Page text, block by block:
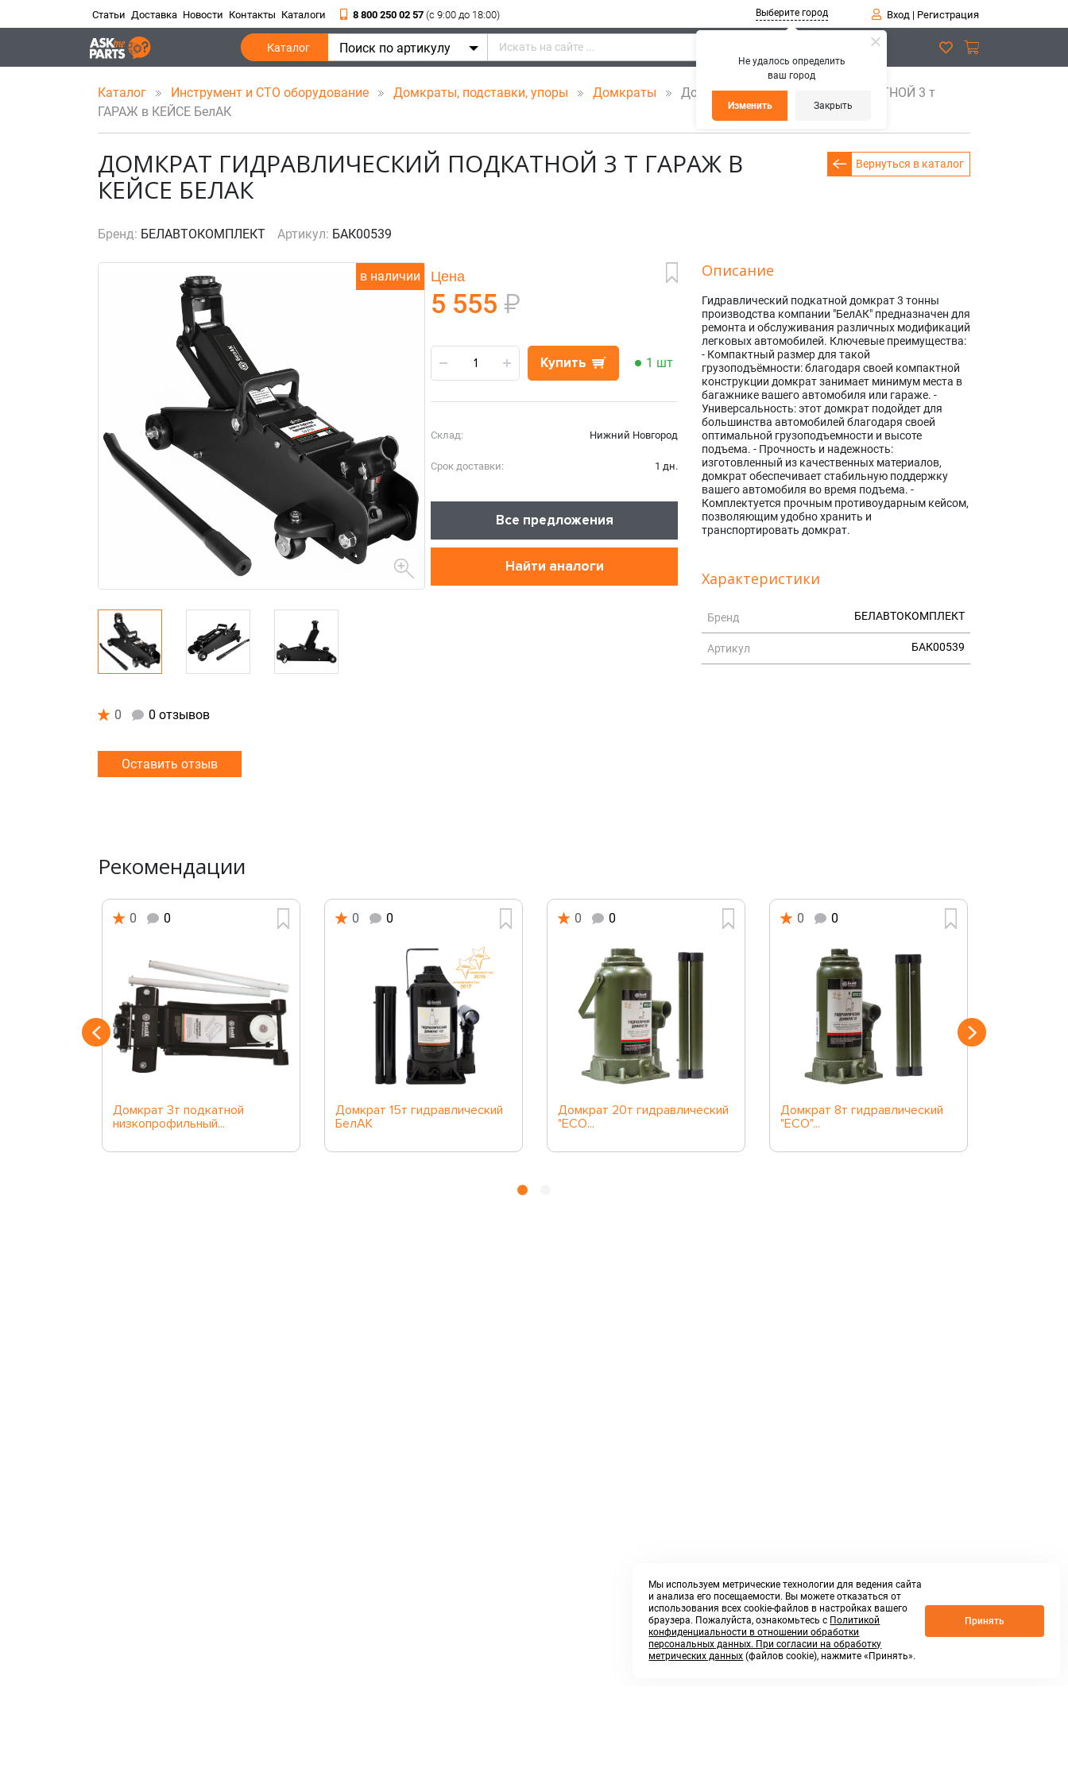
Не удалось определить
ваш город
Изменить Закрыть
Статьи Доставка Новости Контакты Каталоги 8 800 250 02 57 (c 9:00 до 18:00) Выберите город Вход| Регистрация
Каталог Поиск по артикулу
Каталог Инструмент и СТО оборудование Домкраты, подставки, упоры Домкраты
Домкрат гидравлический ПОДКАТНОЙ 3 т
ГАРАЖ в КЕЙСЕ БелАК
Вернуться в каталог
ДОМКРАТ ГИДРАВЛИЧЕСКИЙ ПОДКАТНОЙ 3 Т ГАРАЖ В
КЕЙСЕ БЕЛАК
Бренд: БЕЛАВТОКОМПЛЕКТ Артикул: БАК00539
в наличии Цена
5 555 ₽
Купить 1 шт
Склад: Нижний Новгород
Срок доставки: 1 дн.
Все предложения
Найти аналоги
Описание
Гидравлический подкатной домкрат 3 тонны
производства компании "БелАК" предназначен для
ремонта и обслуживания различных модификаций
легковых автомобилей. Ключевые преимущества:
- Компактный размер для такой
грузоподъёмности: благодаря своей компактной
конструкции домкрат занимает минимум места в
багажнике вашего автомобиля или гараже. -
Универсальность: этот домкрат подойдет для
большинства автомобилей благодаря своей
оптимальной грузоподъемности и высоте
подъема. - Прочность и надежность:
изготовленный из качественных материалов,
домкрат обеспечивает стабильную поддержку
вашего автомобиля во время подъема. -
Комплектуется прочным противоударным кейсом,
позволяющим удобно хранить и
транспортировать домкрат.
Характеристики
Бренд БЕЛАВТОКОМПЛЕКТ
Артикул БАК00539
0 0 отзывов
Оставить отзыв
Рекомендации
0 0
Домкрат 3т подкатной
низкопрофильный...
0 0
Домкрат 15т гидравлический
БелАК
0 0
Домкрат 20т гидравлический
"ECO...
0 0
Домкрат 8т гидравлический
"ECO"...
Мы используем метрические технологии для ведения сайта
и анализа его посещаемости. Вы можете отказаться от
использования всех cookie-файлов в настройках вашего
браузера. Пожалуйста, ознакомьтесь с Политикой
конфиденциальности в отношении обработки
персональных данных. При согласии на обработку
метрических данных (файлов cookie), нажмите «Принять».
Принять